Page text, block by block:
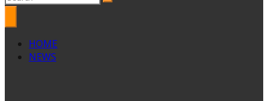
HOME
NEWS